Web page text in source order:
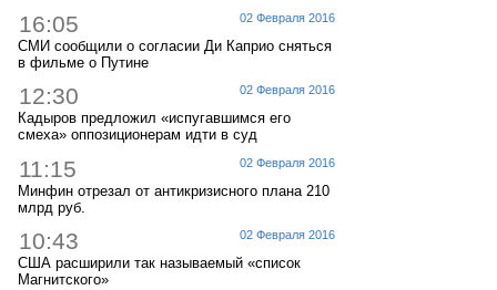
02 Февраля 2016
16:05
СМИ сообщили о согласии Ди Каприо сняться
в фильме о Путине
02 Февраля 2016
12:30
Кадыров предложил «испугавшимся его
смеха» оппозиционерам идти в суд
02 Февраля 2016
11:15
Минфин отрезал от антикризисного плана 210
млрд руб.
02 Февраля 2016
10:43
США расширили так называемый «список
Магнитского»